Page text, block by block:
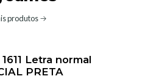
produtos
Letra normal
PRETA